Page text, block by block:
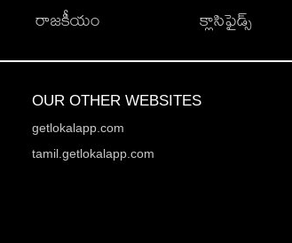
రాజకీయం
క్లాసిఫైడ్స్
OUR OTHER WEBSITES
getlokalapp.com
tamil.getlokalapp.com